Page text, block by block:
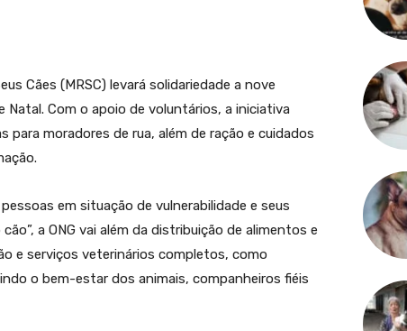
Cães (MRSC) levará solidariedade a nove
Com o apoio de voluntários, a iniciativa
moradores de rua, além de ração e cuidados
em situação de vulnerabilidade e seus
a ONG vai além da distribuição de alimentos e
e serviços veterinários completos, como
o bem-estar dos animais, companheiros fiéis